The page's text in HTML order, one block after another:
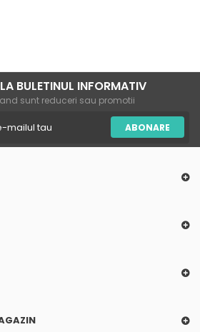
BULETINUL INFORMATIV
sunt reduceri sau promotii
ABONARE